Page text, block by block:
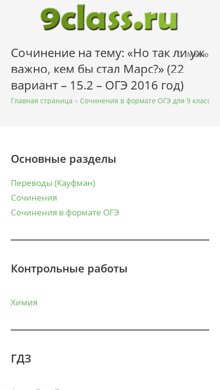
содержимому
Меню
Сочинение на тему: «Но так ли уж
важно, кем бы стал Марс?» (22
вариант – 15.2 – ОГЭ 2016 год)
Главная страница » Сочинения в формате ОГЭ для 9 класса
Основные разделы
Переводы (Кауфман)
Сочинения
Сочинения в формате ОГЭ
Контрольные работы
Химия
ГДЗ